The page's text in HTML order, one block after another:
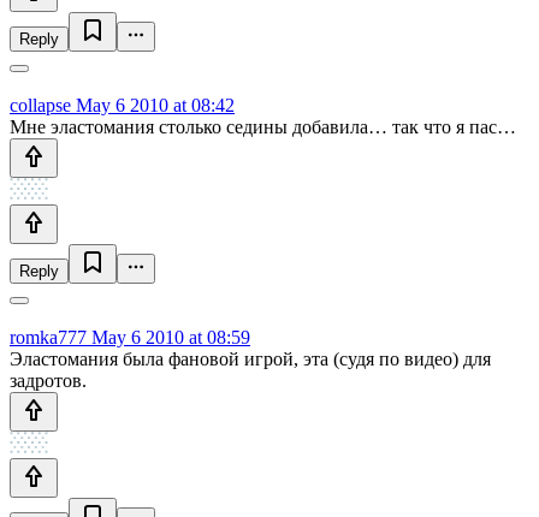
Reply
collapse May 6 2010 at 08:42
Мне эластомания столько седины добавила… так что я пас…
Reply
romka777 May 6 2010 at 08:59
Эластомания была фановой игрой, эта (судя по видео) для
задротов.